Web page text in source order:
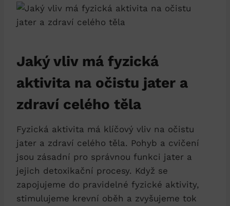
Jaký vliv ⁣má fyzická​
aktivita na‌ očistu jater a
zdraví celého těla
Fyzická aktivita ⁣má klíčový vliv na očistu
jater a zdraví ​celého těla. Pohyb‌ a cvičení
jsou zásadní⁢ pro správnou funkci jater a
⁤jejich‌ detoxikační procesy. Když se
zapojujeme do pravidelné fyzické aktivity,
stimulujeme krevní oběh a zvyšujeme tok